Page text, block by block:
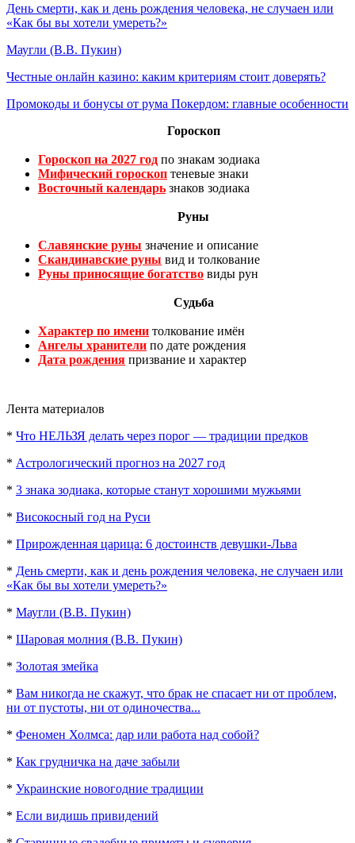
День смерти, как и день рождения человека, не случаен или
«Как бы вы хотели умереть?»
Маугли (В.В. Пукин)
Честные онлайн казино: каким критериям стоит доверять?
Промокоды и бонусы от рума Покердом: главные особенности
Гороскоп
Гороскоп на 2027 год по знакам зодиака
Мифический гороскоп теневые знаки
Восточный календарь знаков зодиака
Руны
Славянские руны значение и описание
Скандинавские руны вид и толкование
Руны приносящие богатство виды рун
Судьба
Характер по имени толкование имён
Ангелы хранители по дате рождения
Дата рождения призвание и характер
Лента материалов
* Что НЕЛЬЗЯ делать через порог — традиции предков
* Астрологический прогноз на 2027 год
* 3 знака зодиака, которые станут хорошими мужьями
* Високосный год на Руси
* Прирожденная царица: 6 достоинств девушки-Льва
* День смерти, как и день рождения человека, не случаен или
«Как бы вы хотели умереть?»
* Маугли (В.В. Пукин)
* Шаровая молния (В.В. Пукин)
* Золотая змейка
* Вам никогда не скажут, что брак не спасает ни от проблем,
ни от пустоты, ни от одиночества...
* Феномен Холмса: дар или работа над собой?
* Как грудничка на даче забыли
* Украинские новогодние традиции
* Если видишь привидений